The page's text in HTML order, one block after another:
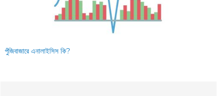
পুঁজিবাজারে এনালাইসিস কি?